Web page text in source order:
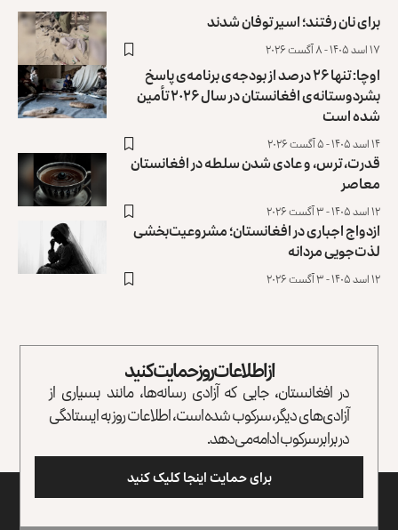
برای نان رفتند؛ اسیر توفان شدند
۱۷ اسد ۱۴۰۵ - ۸ آگست ۲۰۲۶
اوچا: تنها ۲۶ درصد از بودجه‌ی برنامه‌ی پاسخ
بشردوستانه‌ی افغانستان در سال ۲۰۲۶ تأمین
شده است
۱۴ اسد ۱۴۰۵ - ۵ آگست ۲۰۲۶
قدرت، ترس، و عادی ‌شدن سلطه در افغانستان
معاصر
۱۲ اسد ۱۴۰۵ - ۳ آگست ۲۰۲۶
ازدواج اجباری در افغانستان؛ مشروعیت‌بخشی
لذت‌جویی مردانه
۱۲ اسد ۱۴۰۵ - ۳ آگست ۲۰۲۶
از اطلاعات روز حمایت کنید
در افغانستان، جایی که آزادی رسانه‌ها، مانند بسیاری از
آزادی‌های دیگر، سرکوب شده است، اطلاعات روز به ایستادگی
در برابر سرکوب ادامه می‌دهد.
برای حمایت اینجا کلیک کنید